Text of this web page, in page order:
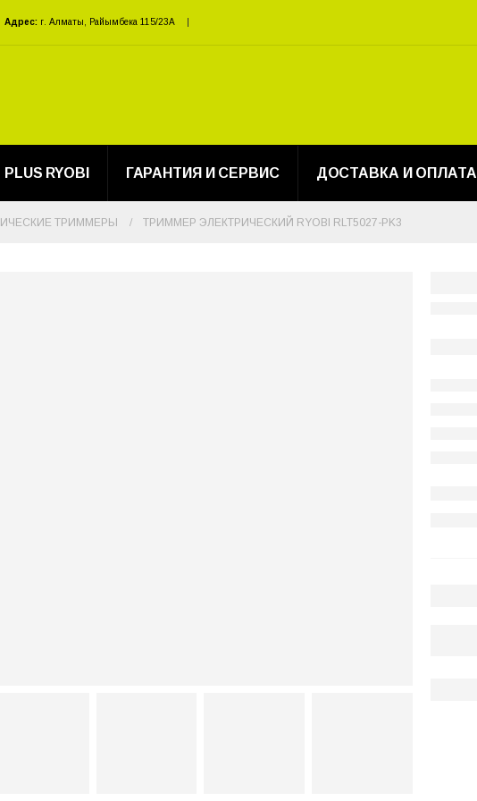
Адрес: г. Алматы, Райымбека 115/23A
PLUS RYOBI ГАРАНТИЯ И СЕРВИС ДОСТАВКА И ОПЛАТА
ТРИММЕРЫ ТРИММЕР ЭЛЕКТРИЧЕСКИЙ RYOBI RLT5027-PK3